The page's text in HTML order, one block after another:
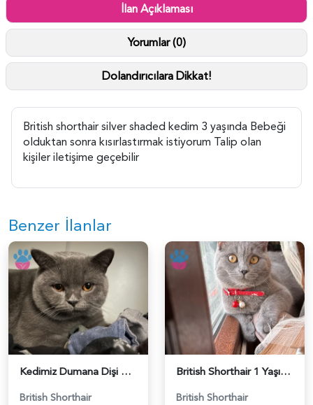
İlan Açıklaması
Yorumlar (0)
Dolandırıcılara Dikkat!
British shorthair silver shaded kedim 3 yaşında Bebeği
olduktan sonra kısırlastırmak istiyorum Talip olan
kişiler iletişime geçebilir
Benzer İlanlar
Kedimiz Dumana Dişi Eş arıyoruz - 118984658
British Shorthair
British Shorthair 1 Yaşında Eş Arıyor - 118984662
British Shorthair